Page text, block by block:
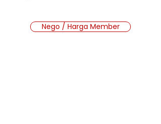
Nego / Harga Member